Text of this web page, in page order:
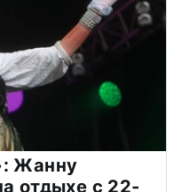
Жанну
отдыхе с 22-